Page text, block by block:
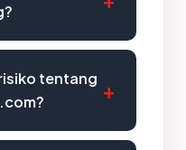
tentang